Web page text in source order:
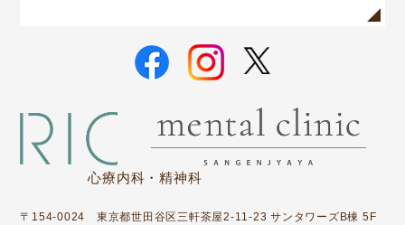
心療内科・精神科
〒154-0024 東京都世田谷区三軒茶屋2-11-23 サンタワーズB棟 5F